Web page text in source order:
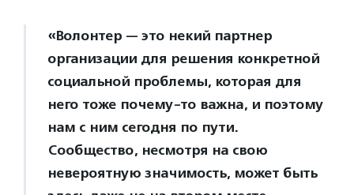
«Волонтер — это некий партнер
организации для решения конкретной
социальной проблемы, которая для
него тоже почему-то важна, и поэтому
нам с ним сегодня по пути.
Сообщество, несмотря на свою
невероятную значимость, может быть